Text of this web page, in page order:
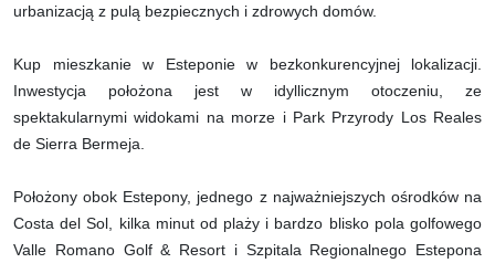
urbanizacją z pulą bezpiecznych i zdrowych domów.
Kup mieszkanie w Esteponie w bezkonkurencyjnej lokalizacji.
Inwestycja położona jest w idyllicznym otoczeniu, ze
spektakularnymi widokami na morze i Park Przyrody Los Reales
de Sierra Bermeja.
Położony obok Estepony, jednego z najważniejszych ośrodków na
Costa del Sol, kilka minut od plaży i bardzo blisko pola golfowego
Valle Romano Golf & Resort i Szpitala Regionalnego Estepona